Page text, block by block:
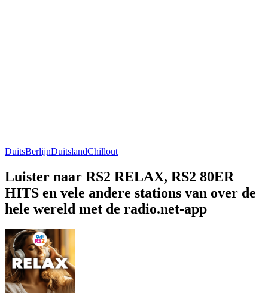
DuitsBerlijnDuitslandChillout
Luister naar RS2 RELAX, RS2 80ER
HITS en vele andere stations van over de
hele wereld met de radio.net-app